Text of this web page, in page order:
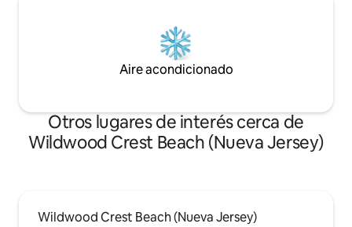
Aire acondicionado
Otros lugares de interés cerca de
Wildwood Crest Beach (Nueva Jersey)
Wildwood Crest Beach (Nueva Jersey)